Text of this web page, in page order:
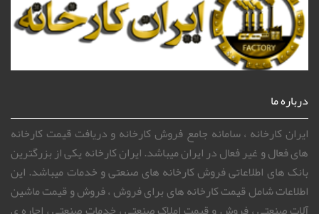
ایران کارخانه
درباره ما
ایران کارخانه ، سامانه جامع فروش کارخانه و دریافت قیمت کارخانه